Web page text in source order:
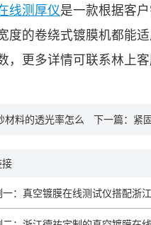
线测厚仪是一款根据客
度的卷绕式镀膜机都能
，更多详情可联系林上客
材料的透光率怎么 下一篇： 紧
接
一：真空镀膜在线测试仪搭配浙